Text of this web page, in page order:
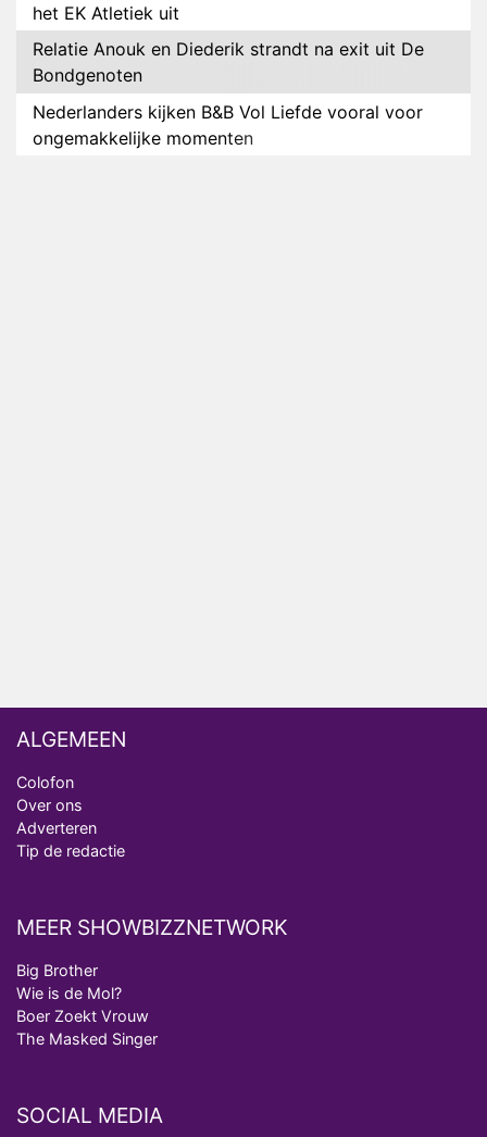
het EK Atletiek uit
Relatie Anouk en Diederik strandt na exit uit De
Bondgenoten
Nederlanders kijken B&B Vol Liefde vooral voor
ongemakkelijke momenten
ALGEMEEN
Colofon
Over ons
Adverteren
Tip de redactie
MEER SHOWBIZZNETWORK
Big Brother
Wie is de Mol?
Boer Zoekt Vrouw
The Masked Singer
SOCIAL MEDIA